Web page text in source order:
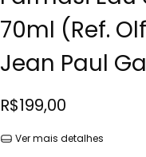
70ml (Ref.
Jean Paul
R$199,00
Ver mais detalhes